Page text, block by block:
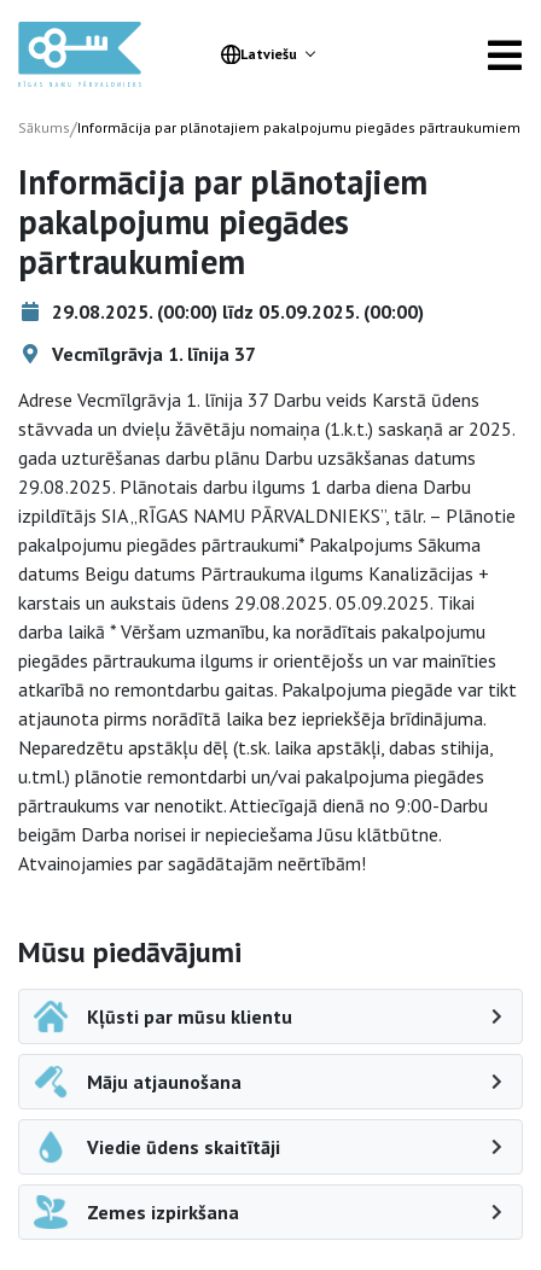
Latviešu
Sākums/Informācija par plānotajiem pakalpojumu piegādes pārtraukumiem
Informācija par plānotajiem
pakalpojumu piegādes
pārtraukumiem
29.08.2025. (00:00) līdz 05.09.2025. (00:00)
Vecmīlgrāvja 1. līnija 37
Adrese Vecmīlgrāvja 1. līnija 37 Darbu veids Karstā ūdens
stāvvada un dvieļu žāvētāju nomaiņa (1.k.t.) saskaņā ar 2025.
gada uzturēšanas darbu plānu Darbu uzsākšanas datums
29.08.2025. Plānotais darbu ilgums 1 darba diena Darbu
izpildītājs SIA „RĪGAS NAMU PĀRVALDNIEKS”, tālr. – Plānotie
pakalpojumu piegādes pārtraukumi* Pakalpojums Sākuma
datums Beigu datums Pārtraukuma ilgums Kanalizācijas +
karstais un aukstais ūdens 29.08.2025. 05.09.2025. Tikai
darba laikā * Vēršam uzmanību, ka norādītais pakalpojumu
piegādes pārtraukuma ilgums ir orientējošs un var mainīties
atkarībā no remontdarbu gaitas. Pakalpojuma piegāde var tikt
atjaunota pirms norādītā laika bez iepriekšēja brīdinājuma.
Neparedzētu apstākļu dēļ (t.sk. laika apstākļi, dabas stihija,
u.tml.) plānotie remontdarbi un/vai pakalpojuma piegādes
pārtraukums var nenotikt. Attiecīgajā dienā no 9:00-Darbu
beigām Darba norisei ir nepieciešama Jūsu klātbūtne.
Atvainojamies par sagādātajām neērtībām!
Sāna navigācija
Mūsu piedāvājumi
Kļūsti par mūsu klientu
Māju atjaunošana
Viedie ūdens skaitītāji
Zemes izpirkšana